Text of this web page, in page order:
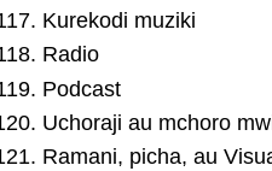
Kurekodi muziki
Radio
Podcast
Uchoraji au mchoro
Ramani, picha, au